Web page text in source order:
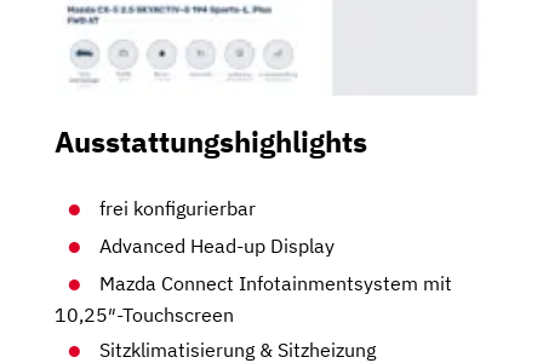
Ausstattungshighlights
frei konfigurierbar
Advanced Head-up Display
Mazda Connect Infotainmentsystem mit
10,25″-Touchscreen
Sitzklimatisierung & Sitzheizung